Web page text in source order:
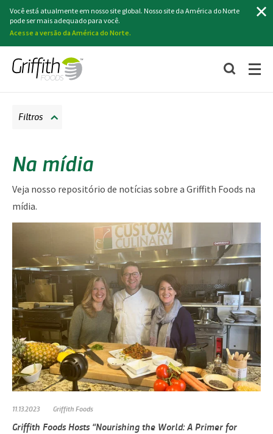
Você está atualmente em nosso site global. Nosso site da América do Norte
pode ser mais adequado para você.
Acesse a versão da América do Norte.
Na mídia
Veja nosso repositório de notícias sobre a Griffith Foods na
mídia.
Filtros
11.13.2023 Griffith Foods
Griffith Foods Hosts “Nourishing the World: A Primer for